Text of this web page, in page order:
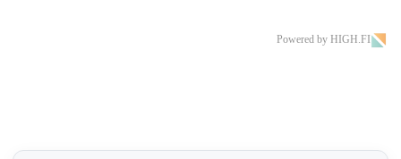
Powered by HIGH.FI